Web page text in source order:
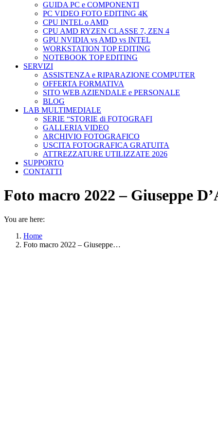
GUIDA PC e COMPONENTI
PC VIDEO FOTO EDITING 4K
CPU INTEL o AMD
CPU AMD RYZEN CLASSE 7, ZEN 4
GPU NVIDIA vs AMD vs INTEL
WORKSTATION TOP EDITING
NOTEBOOK TOP EDITING
SERVIZI
ASSISTENZA e RIPARAZIONE COMPUTER
OFFERTA FORMATIVA
SITO WEB AZIENDALE e PERSONALE
BLOG
LAB MULTIMEDIALE
SERIE “STORIE di FOTOGRAFI
GALLERIA VIDEO
ARCHIVIO FOTOGRAFICO
USCITA FOTOGRAFICA GRATUITA
ATTREZZATURE UTILIZZATE 2026
SUPPORTO
CONTATTI
Foto macro 2022 – Giuseppe
You are here:
Home
Foto macro 2022 – Giuseppe…